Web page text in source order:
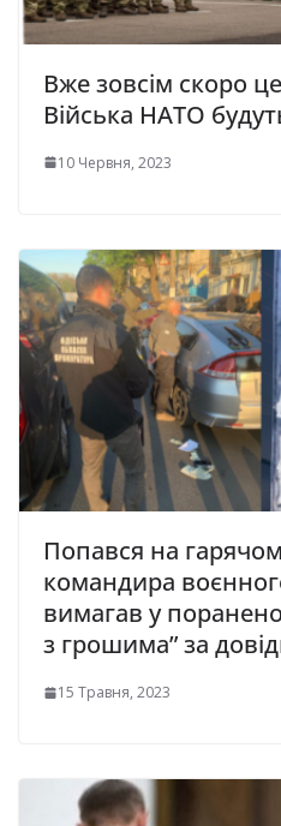
Вже зовсім скоро
Війська НАТО
10 Червня, 2023
Попався на
командиpа
вимагав у
з грошима” за
15 Травня, 2023